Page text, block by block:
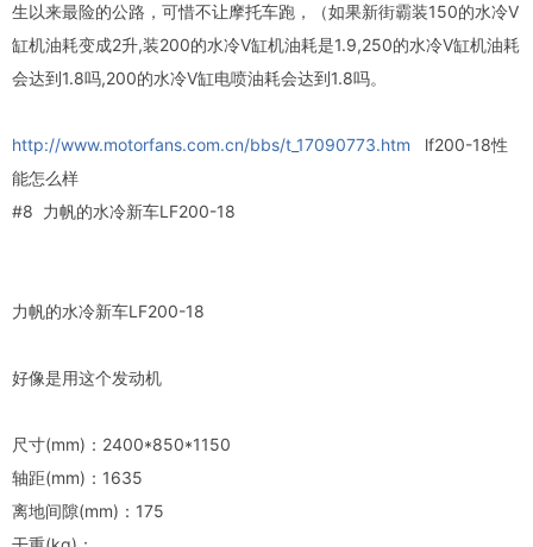
生以来最险的公路，可惜不让摩托车跑，（如果新街霸装150的水冷V
缸机油耗变成2升,装200的水冷V缸机油耗是1.9,250的水冷V缸机油耗
会达到1.8吗,200的水冷V缸电喷油耗会达到1.8吗。
http://www.motorfans.com.cn/bbs/t_17090773.htm lf200-18性
能怎么样
#8 力帆的水冷新车LF200-18
力帆的水冷新车LF200-18
好像是用这个发动机
尺寸(mm)：2400*850*1150
轴距(mm)：1635
离地间隙(mm)：175